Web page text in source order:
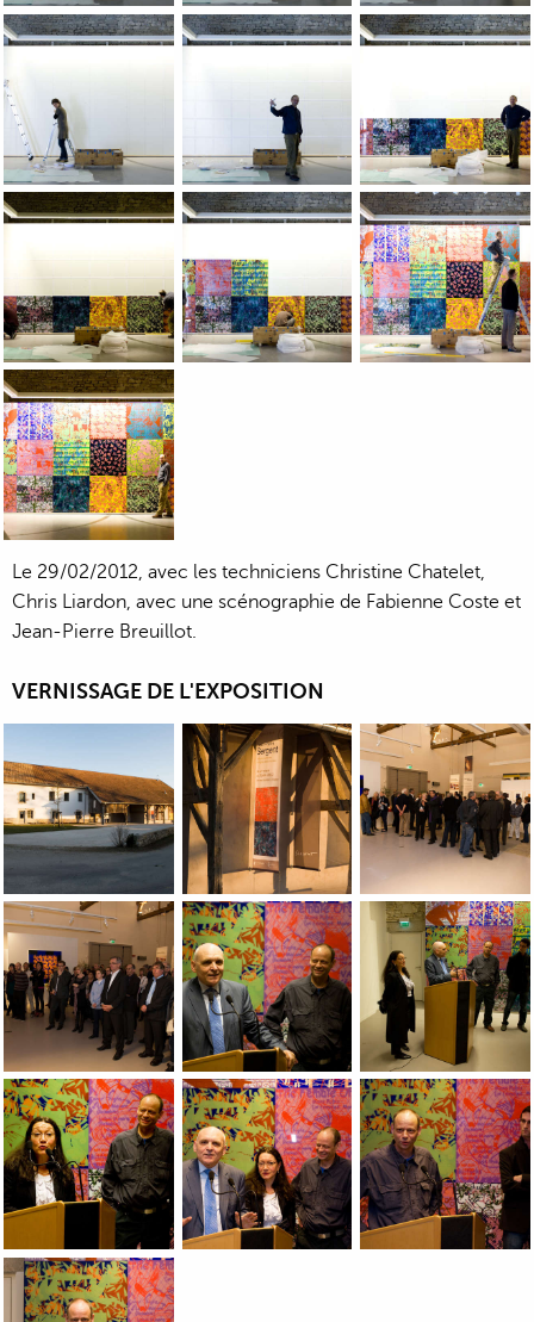
Le 29/02/2012, avec les techniciens Christine Chatelet,
Chris Liardon, avec une scénographie de Fabienne Coste et
Jean-Pierre Breuillot.
VERNISSAGE DE L'EXPOSITION